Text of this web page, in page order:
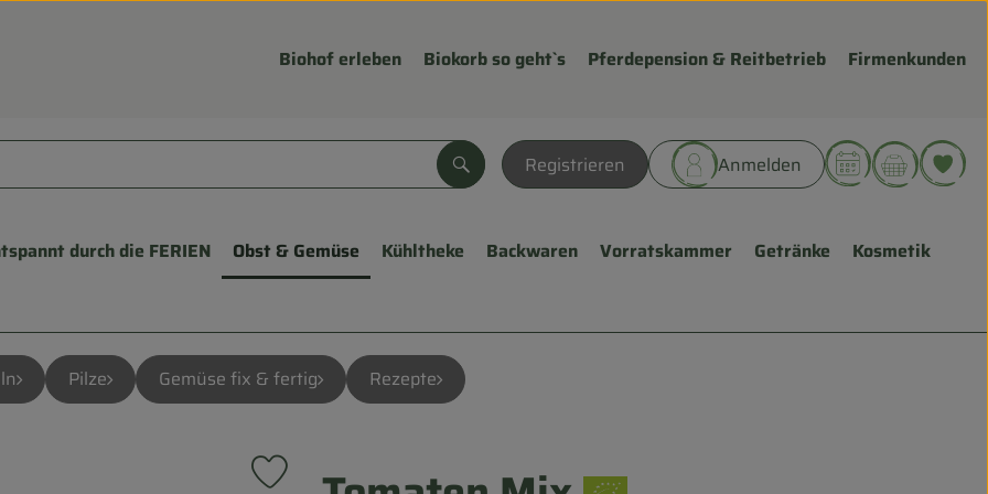
Biohof erleben Biokorb so geht`s Pferdepension & Reitbetrieb Firmenkunden
Registrieren Anmelden
Suchen
durch die FERIEN Obst & Gemüse Kühltheke Backwaren Vorratskammer Getränke Kosmetik
Pilze Gemüse fix & fertig Rezepte
Produkt zu Favouriten hinzufügen